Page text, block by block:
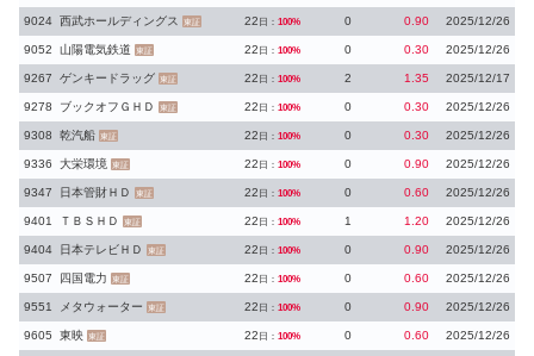
9024 西武ホールディングス 東証 22 日： 100% 0 0.90 2025/12/26
9052 山陽電気鉄道 東証 22 日： 100% 0 0.30 2025/12/26
9267 ゲンキードラッグ 東証 22 日： 100% 2 1.35 2025/12/17
9278 ブックオフＧＨＤ 東証 22 日： 100% 0 0.30 2025/12/26
9308 乾汽船 東証 22 日： 100% 0 0.30 2025/12/26
9336 大栄環境 東証 22 日： 100% 0 0.90 2025/12/26
9347 日本管財ＨＤ 東証 22 日： 100% 0 0.60 2025/12/26
9401 ＴＢＳＨＤ 東証 22 日： 100% 1 1.20 2025/12/26
9404 日本テレビＨＤ 東証 22 日： 100% 0 0.90 2025/12/26
9507 四国電力 東証 22 日： 100% 0 0.60 2025/12/26
9551 メタウォーター 東証 22 日： 100% 0 0.90 2025/12/26
9605 東映 東証 22 日： 100% 0 0.60 2025/12/26